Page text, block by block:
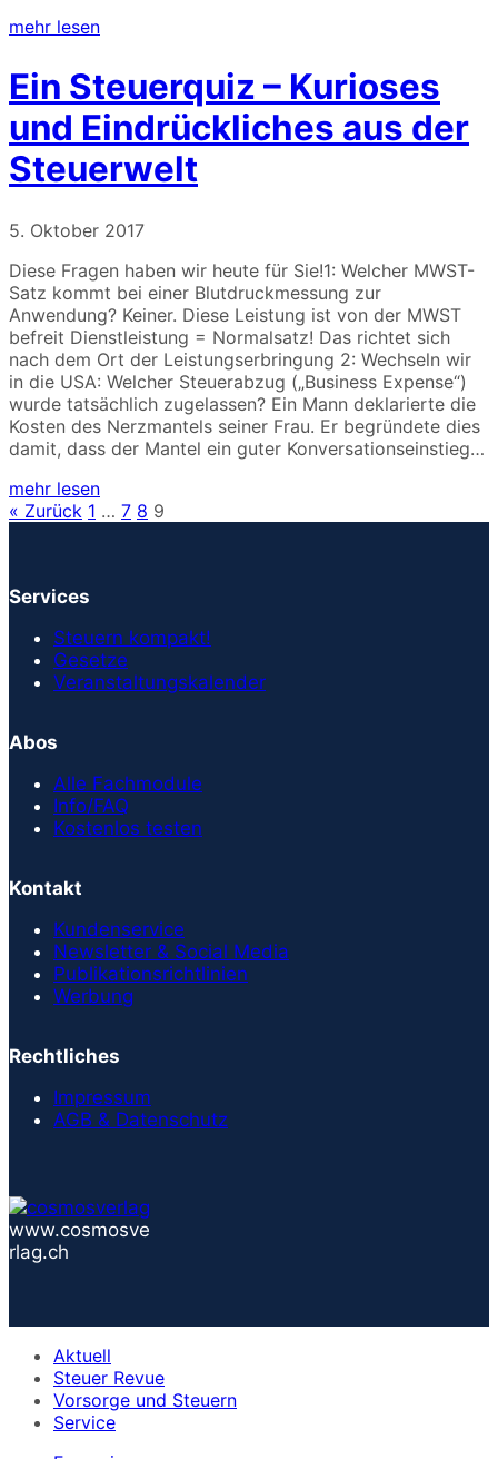
mehr lesen
Ein Steuerquiz – Kurioses
und Eindrückliches aus der
Steuerwelt
5. Oktober 2017
Diese Fragen haben wir heute für Sie!1: Welcher MWST-
Satz kommt bei einer Blutdruckmessung zur
Anwendung? Keiner. Diese Leistung ist von der MWST
befreit Dienstleistung = Normalsatz! Das richtet sich
nach dem Ort der Leistungserbringung 2: Wechseln wir
in die USA: Welcher Steuerabzug („Business Expense“)
wurde tatsächlich zugelassen? Ein Mann deklarierte die
Kosten des Nerzmantels seiner Frau. Er begründete dies
damit, dass der Mantel ein guter Konversationseinstieg…
mehr lesen
« Zurück 1 … 7 8 9
Services
Steuern kompakt!
Gesetze
Veranstaltungskalender
Abos
Alle Fachmodule
Info/FAQ
Kostenlos testen
Kontakt
Kundenservice
Newsletter & Social Media
Publikationsrichtlinien
Werbung
Rechtliches
Impressum
AGB & Datenschutz
www.cosmosve
rlag.ch
Aktuell
Steuer Revue
Vorsorge und Steuern
Service